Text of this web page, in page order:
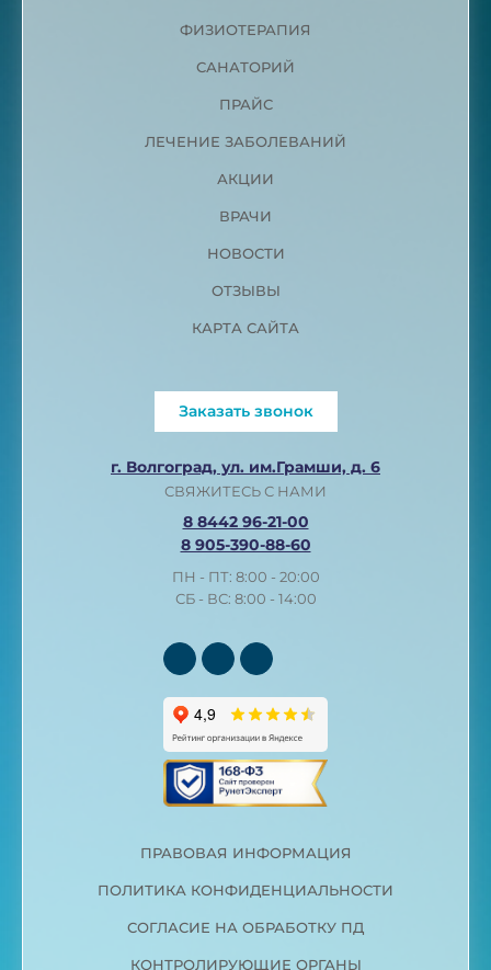
ФИЗИОТЕРАПИЯ
САНАТОРИЙ
ПРАЙС
ЛЕЧЕНИЕ ЗАБОЛЕВАНИЙ
АКЦИИ
ВРАЧИ
НОВОСТИ
ОТЗЫВЫ
КАРТА САЙТА
ПРАВОВАЯ ИНФОРМАЦИЯ
ПОЛИТИКА КОНФИДЕНЦИАЛЬНОСТИ
СОГЛАСИЕ НА ОБРАБОТКУ ПД
КОНТРОЛИРУЮЩИЕ ОРГАНЫ
Заказать звонок
г. Волгоград, ул. им.Грамши, д. 6
СВЯЖИТЕСЬ С НАМИ
8 8442 96-21-00
8 905-390-88-60
ПН - ПТ: 8:00 - 20:00
СБ - ВС: 8:00 - 14:00